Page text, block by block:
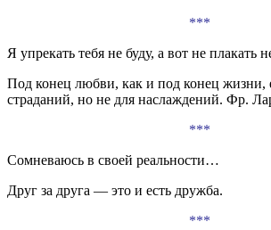
***
Я упрекать тебя не буду, а вот не плакать
Под конец любви, как и под конец жизни,
страданий, но не для наслаждений. Фр.
***
Сомневаюсь в своей реальности…
Друг за друга — это и есть дружба.
***